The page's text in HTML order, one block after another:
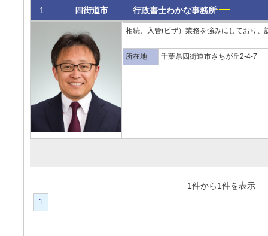
1 四街道市 行政書士わかな事務所
相続、入管(ビザ）業務を強みにしており、
所在地 千葉県四街道市さちが丘2-4-7
1件から1件を表
1